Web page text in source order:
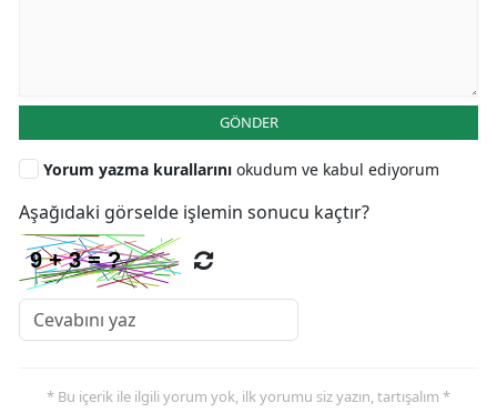
GÖNDER
Yorum yazma kurallarını okudum ve kabul ediyorum
Aşağıdaki görselde işlemin sonucu kaçtır?
* Bu içerik ile ilgili yorum yok, ilk yorumu siz yazın, tartışalım *